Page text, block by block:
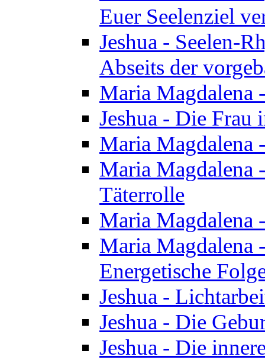
Euer Seelenziel
Jeshua - Seelen-
Abseits der
Maria Magdalena
Jeshua - Die Frau
Maria Magdalena
Maria Magdalena
Täterrolle
Maria Magdalena
Maria Magdalena
Energetische
Jeshua -
Jeshua - Die
Jeshua - Die